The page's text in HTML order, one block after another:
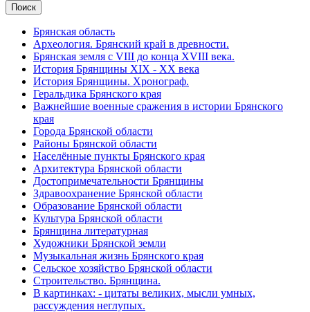
Брянская область
Археология. Брянский край в древности.
Брянская земля с VIII до конца XVIII века.
История Брянщины XIX - XX века
История Брянщины. Хронограф.
Геральдика Брянского края
Важнейшие военные сражения в истории Брянского
края
Города Брянской области
Районы Брянской области
Населённые пункты Брянского края
Архитектура Брянской области
Достопримечательности Брянщины
Здравоохранение Брянской области
Образование Брянской области
Культура Брянской области
Брянщина литературная
Художники Брянской земли
Музыкальная жизнь Брянского края
Сельское хозяйство Брянской области
Строительство. Брянщина.
В картинках: - цитаты великих, мысли умных,
рассуждения неглупых.